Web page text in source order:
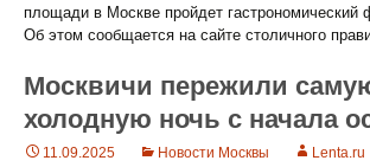
площади в Москве пройдет гастрономический
Об этом сообщается на сайте столичного
Москвичи пережили
холодную ночь с начала
11.09.2025 Новости Москвы Lenta.ru